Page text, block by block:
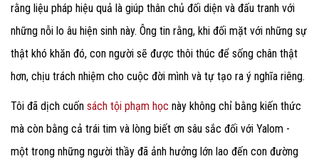
rằng liệu pháp hiệu quả là giúp thân chủ đối diện và đấu tranh với
những nỗi lo âu hiện sinh này. Ông tin rằng, khi đối mặt với những sự
thật khó khăn đó, con người sẽ được thôi thúc để sống chân thật
hơn, chịu trách nhiệm cho cuộc đời mình và tự tạo ra ý nghĩa riêng.
Tôi đã dịch cuốn sách tội phạm học này không chỉ bằng kiến thức
mà còn bằng cả trái tim và lòng biết ơn sâu sắc đối với Yalom -
một trong những người thầy đã ảnh hưởng lớn lao đến con đường